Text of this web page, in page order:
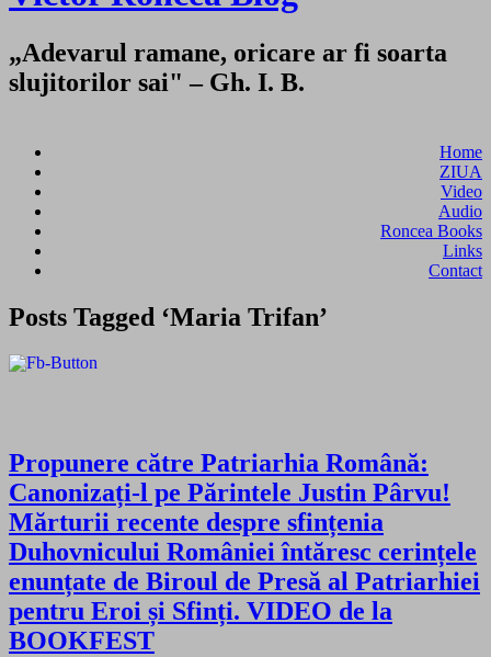
„Adevarul ramane, oricare ar fi soarta
slujitorilor sai" – Gh. I. B.
Home
ZIUA
Video
Audio
Roncea Books
Links
Contact
Posts Tagged ‘Maria Trifan’
Propunere către Patriarhia Română:
Canonizați-l pe Părintele Justin Pârvu!
Mărturii recente despre sfințenia
Duhovnicului României întăresc cerințele
enunțate de Biroul de Presă al Patriarhiei
pentru Eroi și Sfinți. VIDEO de la
BOOKFEST